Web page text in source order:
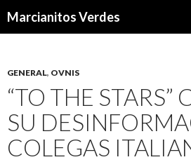
Marcianitos Verdes
GENERAL, OVNIS
“TO THE STARS”
SU
COLEGAS